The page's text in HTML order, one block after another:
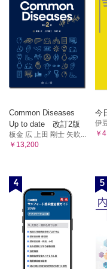
4 倫理・患者の権利
1 医療従事者の職業倫理
2 医療の倫理原則
3 患者とのコミュニケー
①診断へのプロセス
4 患者の権利
①基本的人権/②患者の
選択）と
自己決定権/④患者へ
1 人体解剖学概説
①細胞および組織/②
2 運動系
①骨格系/②筋系
①消化器系/②呼吸器系
5 内分泌系
①内分泌系
6 神経系
①神経系の基礎/②脳/
7 感覚器系
①外皮/②視覚器/③平行
6 生理学
⑤調査方法/⑥調査結
2 関係法規
1 序 論
①法の体系/②柔道整
マネジメント
2 柔道整復師法の目
①総則/②免許
①試験の実施
4 業 務
①業務の禁止/②業務
6 雑 則
①広告
7 罰 則
①罪刑法定主義/②柔
定
8 医療従事者の資格法
Common Diseases
Up to date 改訂2版
板金 広 上田 剛士 矢吹...
￥13,200
今
伊
￥
4 5